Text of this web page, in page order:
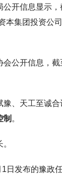
开信息显示
本集团投资公
会公开信息，
、天工至诚
制 。
日发布的豫政